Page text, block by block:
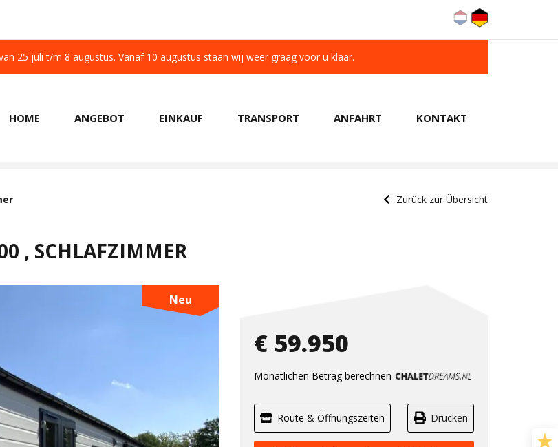
25 juli t/m 8 augustus. Vanaf 10 augustus staan wij weer graag voor u klaar.
HOME ANGEBOT EINKAUF TRANSPORT ANFAHRT KONTAKT
Zurück zur Übersicht
, SCHLAFZIMMER
Neu
€ 59.950
Monatlichen Betrag berechnen
Route & Öffnungszeiten Drucken